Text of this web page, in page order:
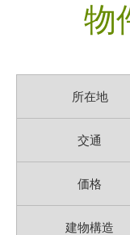
物
所在地
交通
価格
建物構造